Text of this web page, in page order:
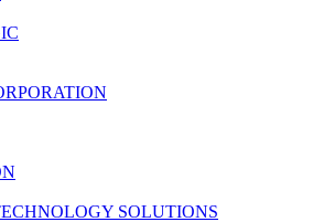
SOLUTIONS